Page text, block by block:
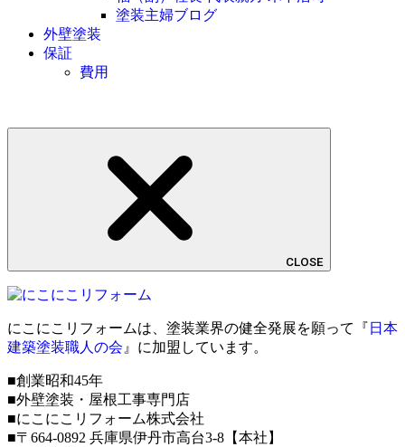
塗装主婦ブログ
外壁塗装
保証
費用
CLOSE
にこにこリフォームは、塗装業界の健全発展を願って『 日本
建築塗装職人の会 』に加盟しています。
■創業昭和45年
■外壁塗装・屋根工事専門店
■にこにこリフォーム株式会社
■〒664-0892 兵庫県伊丹市高台3-8【本社】